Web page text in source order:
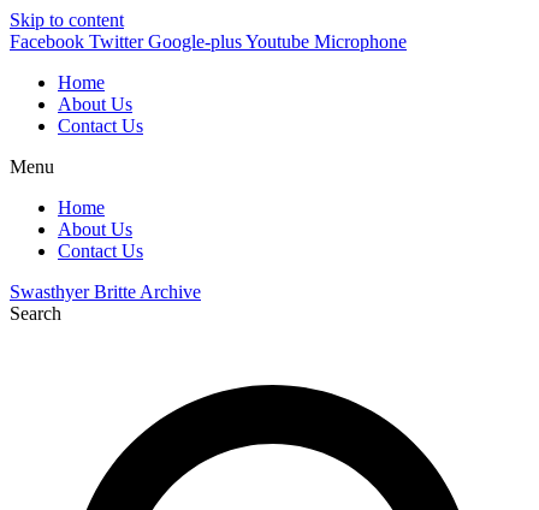
Skip to content
Facebook Twitter Google-plusYoutube Microphone
Home
About Us
Contact Us
Menu
Home
About Us
Contact Us
Swasthyer Britte Archive
Search